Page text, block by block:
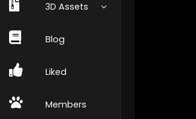
3D Assets
Blog
Liked
Members